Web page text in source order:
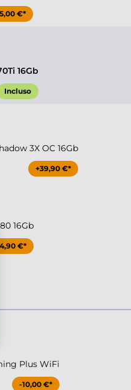
€*
16Gb
Incluso
3X OC 16Gb
+39,90 €*
16Gb
€*
Plus WiFi
-10,00 €*